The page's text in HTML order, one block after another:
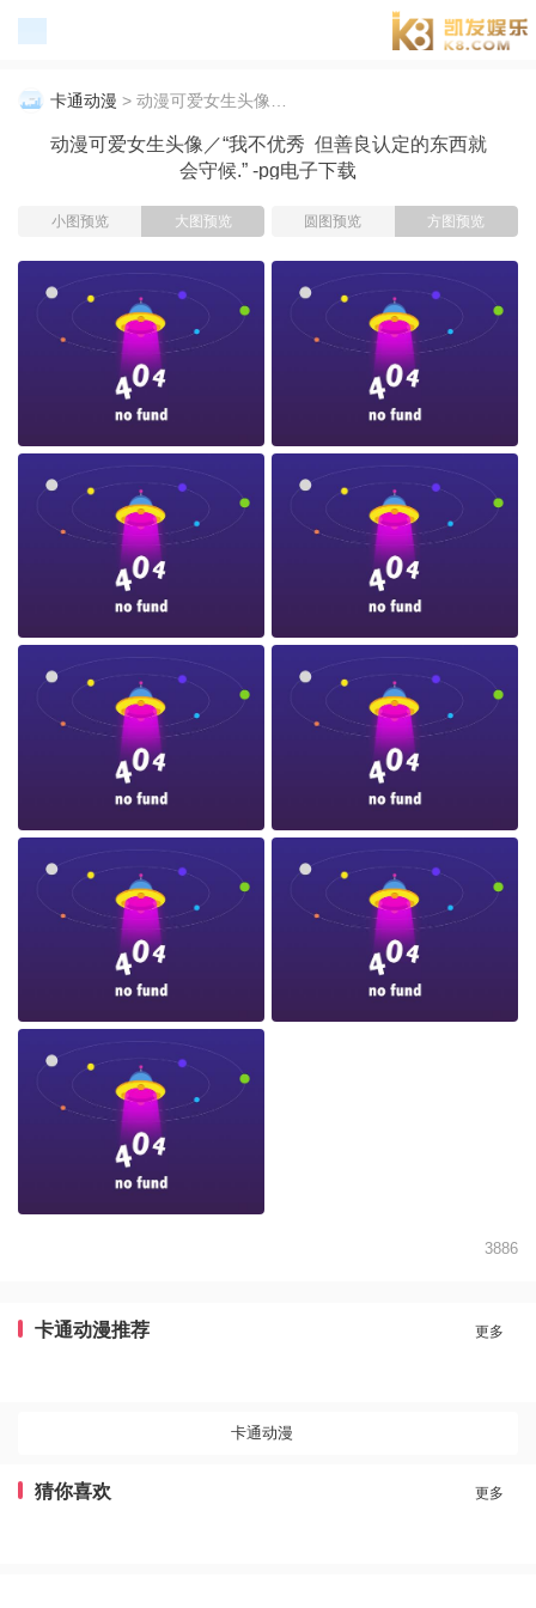
pg电子下载-p
卡通动漫 > 动漫可爱女生头像／“我不优秀 但善良认定的东西就会守候.” ​​​
动漫可爱女生头像／“我不优秀 但善良认定的东西就
会守候.” ​​​-pg电子下载
小图预览 大图预览 圆图预览 方图预览
3886
卡通动漫推荐 更多
卡通动漫
猜你喜欢 更多